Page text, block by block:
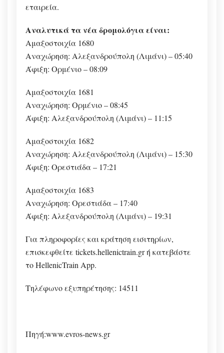
εταιρεία.
Αναλυτικά τα νέα δρομολόγια είναι:
Αμαξοστοιχία 1680
Αναχώρηση: Αλεξανδρούπολη (Λιμάνι) – 05:40
Άφιξη: Ορμένιο – 08:09
Αμαξοστοιχία 1681
Αναχώρηση: Ορμένιο – 08:45
Άφιξη: Αλεξανδρούπολη (Λιμάνι) – 11:15
Αμαξοστοιχία 1682
Αναχώρηση: Αλεξανδρούπολη (Λιμάνι) – 15:30
Άφιξη: Ορεστιάδα – 17:21
Αμαξοστοιχία 1683
Αναχώρηση: Ορεστιάδα – 17:40
Άφιξη: Αλεξανδρούπολη (Λιμάνι) – 19:31
Για πληροφορίες και κράτηση εισιτηρίων,
επισκεφθείτε tickets.hellenictrain.gr ή κατεβάστε
το HellenicTrain App.
Τηλέφωνο εξυπηρέτησης: 14511
Πηγή:www.evros-news.gr